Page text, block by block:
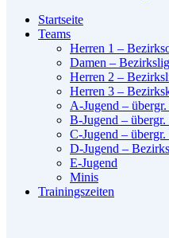
Startseite
Teams
Herren 1 –
Damen –
Herren 2 –
Herren 3 –
A-Jugend –
B-Jugend –
C-Jugend –
D-Jugend –
E-Jugend
Minis
Trainingszeiten